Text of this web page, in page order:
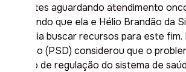
pacientes aguardando atendimento
apontando que ela e Hélio Brandão da
a Brasília buscar recursos para este
Cardoso (PSD) considerou que o
serviço de regulação do sistema de